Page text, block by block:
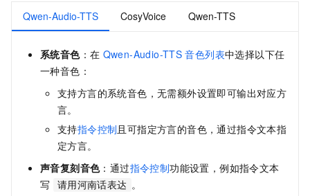
Qwen-Audio-TTS CosyVoice Qwen-TTS
系统音色：在 Qwen-Audio-TTS 音色列表中选择以下任
一种音色：
支持方言的系统音色，无需额外设置即可输出对应方
言。
支持指令控制 且可指定方言的音色，通过指令文本指
定方言。
声音复刻音色：通过指令控制功能设置，例如指令文本
写
请用河南话表达 。